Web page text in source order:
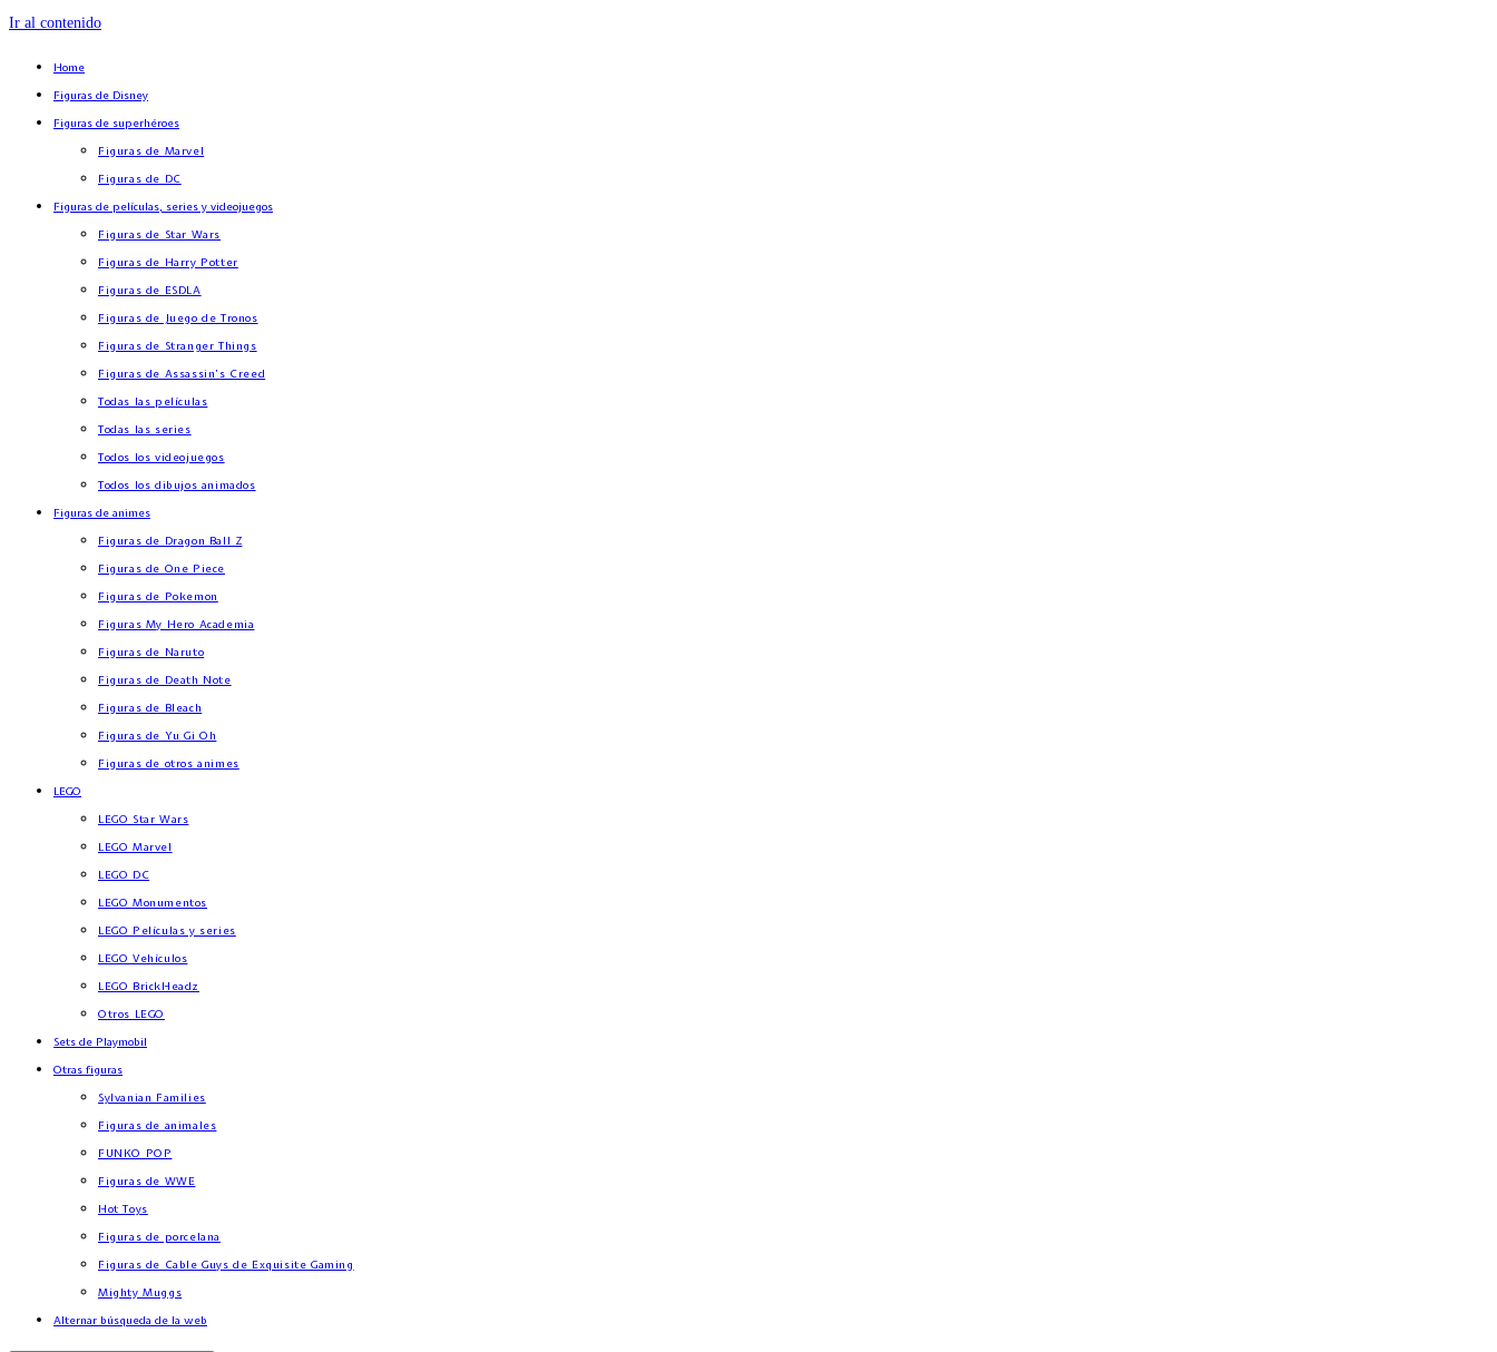
Ir al contenido
Home
Figuras de Disney
Figuras de superhéroes
Figuras de Marvel
Figuras de DC
Figuras de películas, series y videojuegos
Figuras de Star Wars
Figuras de Harry Potter
Figuras de ESDLA
Figuras de Juego de Tronos
Figuras de Stranger Things
Figuras de Assassin’s Creed
Todas las películas
Todas las series
Todos los videojuegos
Todos los dibujos animados
Figuras de animes
Figuras de Dragon Ball Z
Figuras de One Piece
Figuras de Pokemon
Figuras My Hero Academia
Figuras de Naruto
Figuras de Death Note
Figuras de Bleach
Figuras de Yu Gi Oh
Figuras de otros animes
LEGO
LEGO Star Wars
LEGO Marvel
LEGO DC
LEGO Monumentos
LEGO Películas y series
LEGO Vehículos
LEGO BrickHeadz
Otros LEGO
Sets de Playmobil
Otras figuras
Sylvanian Families
Figuras de animales
FUNKO POP
Figuras de WWE
Hot Toys
Figuras de porcelana
Figuras de Cable Guys de Exquisite Gaming
Mighty Muggs
Alternar búsqueda de la web